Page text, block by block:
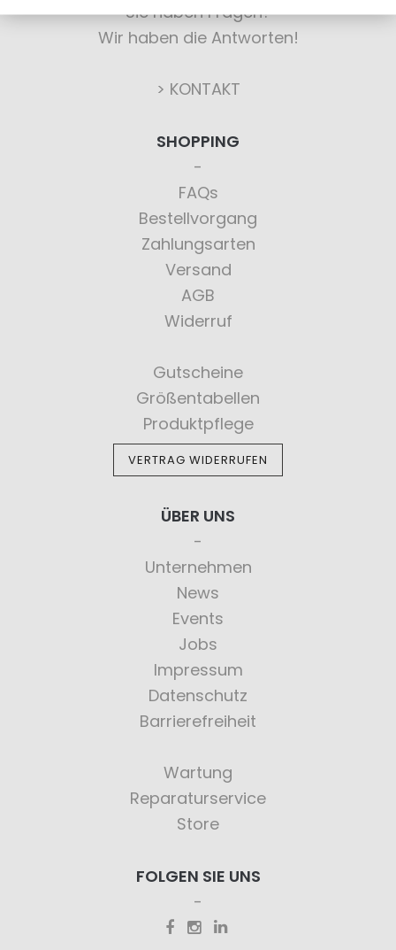
Sie haben Fragen?
Wir haben die Antworten!
> KONTAKT
SHOPPING
FAQs
Bestellvorgang
Zahlungsarten
Versand
AGB
Widerruf
Gutscheine
Größentabellen
Produktpflege
VERTRAG WIDERRUFEN
ÜBER UNS
Unternehmen
News
Events
Jobs
Impressum
Datenschutz
Barrierefreiheit
Wartung
Reparaturservice
Store
FOLGEN SIE UNS